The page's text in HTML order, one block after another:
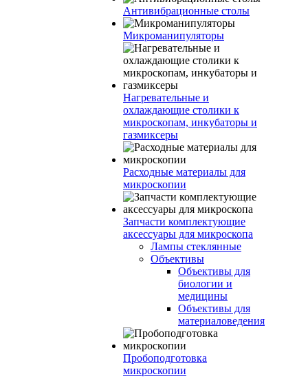
Антивибрационные столы
Микроманипуляторы
Нагревательные и
охлаждающие столики к
микроскопам, инкубаторы и
газмиксеры
Расходные материалы для
микроскопии
Запчасти комплектующие
аксессуары для микроскопа
Лампы стеклянные
Объективы
Объективы для
биологии и
медицины
Объективы для
материаловедения
Пробоподготовка
микроскопии